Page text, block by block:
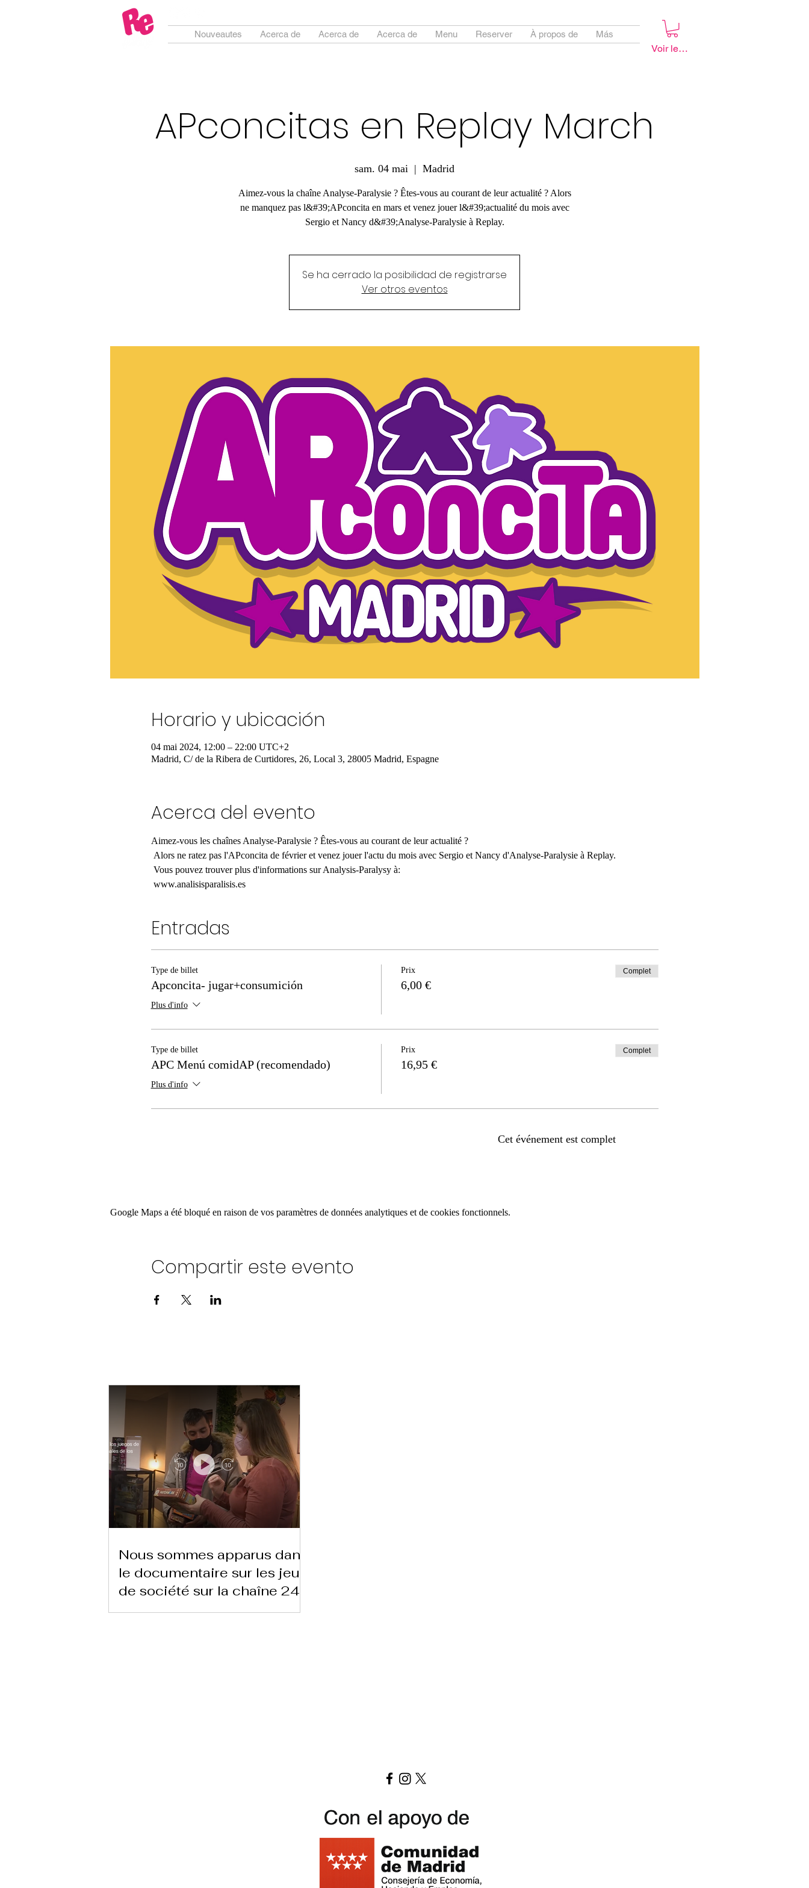
Nouveautes Acerca de Acerca de Acerca de Menu Reserver À propos de Más
Voir les points
APconcitas en Replay March
sam. 04 mai
  |
Madrid
Aimez-vous la chaîne Analyse-Paralysie ? Êtes-vous au courant de leur actualité ? Alors
ne manquez pas l&#39;APconcita en mars et venez jouer l&#39;actualité du mois avec
Sergio et Nancy d&#39;Analyse-Paralysie à Replay.
Se ha cerrado la posibilidad de registrarse
Ver otros eventos
Horario y ubicación
04 mai 2024, 12:00 – 22:00 UTC+2
Madrid, C/ de la Ribera de Curtidores, 26, Local 3, 28005 Madrid, Espagne
Acerca del evento
Aimez-vous les chaînes Analyse-Paralysie ? Êtes-vous au courant de leur actualité ?
Alors ne ratez pas l'APconcita de février et venez jouer l'actu du mois avec Sergio et Nancy d'Analyse-Paralysie à Replay.
Vous pouvez trouver plus d'informations sur Analysis-Paralysy à:
www.analisisparalisis.es
Entradas
Type de billet
Apconcita- jugar+consumición
Plus d'info
Prix
6,00 €
Complet
Type de billet
APC Menú comidAP (recomendado)
Plus d'info
Prix
16,95 €
Complet
Cet événement est complet
Google Maps a été bloqué en raison de vos paramètres de données analytiques et de cookies fonctionnels.
Compartir este evento
Nous sommes apparus dans
le documentaire sur les jeux
de société sur la chaîne 24
heures TVE